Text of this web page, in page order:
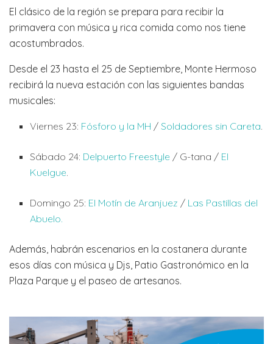
El clásico de la región se prepara para recibir la
primavera con música y rica comida como nos tiene
acostumbrados.
Desde el 23 hasta el 25 de Septiembre, Monte Hermoso
recibirá la nueva estación con las siguientes bandas
musicales:
Viernes 23: Fósforo y la MH /Soldadores sin Careta.
Sábado 24: Delpuerto Freestyle / G-tana / El
Kuelgue.
Domingo 25: El Motín de Aranjuez / Las Pastillas del
Abuelo.
Además, habrán escenarios en la costanera durante
esos días con música y Djs, Patio Gastronómico en la
Plaza Parque y el paseo de artesanos.